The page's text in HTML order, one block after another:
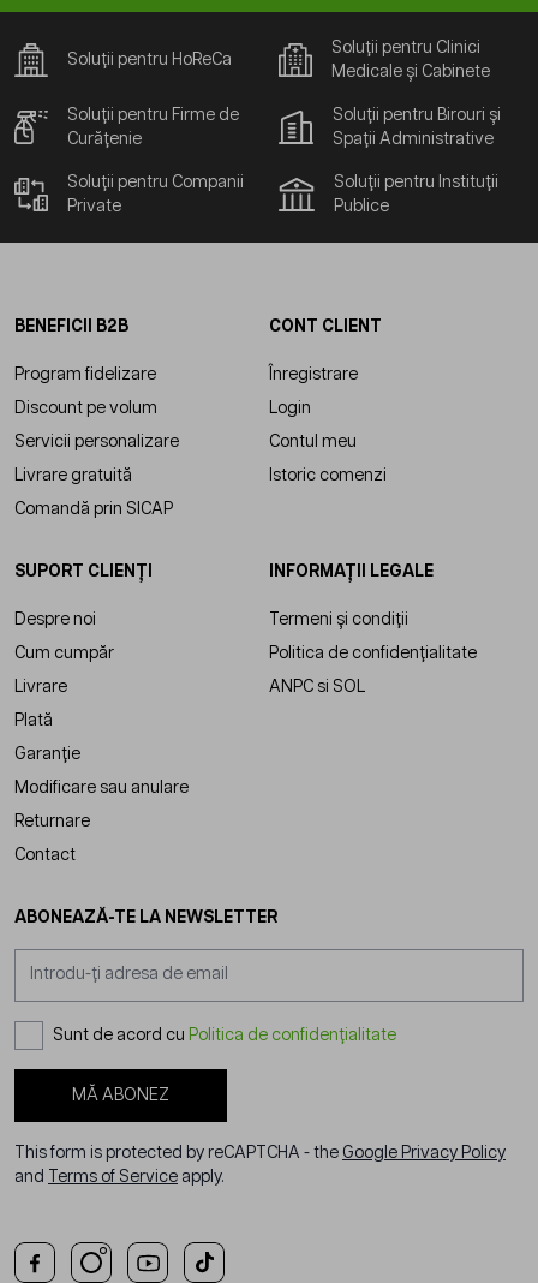
Soluții pentru HoReCa
Soluții pentru Clinici
Medicale și Cabinete
Soluții pentru Firme de
Curățenie
Soluții pentru Birouri și
Spații Administrative
Soluții pentru Companii
Private
Soluții pentru Instituții
Publice
BENEFICII B2B
Program fidelizare
Discount pe volum
Servicii personalizare
Livrare gratuită
Comandă prin SICAP
CONT CLIENT
Înregistrare
Login
Contul meu
Istoric comenzi
SUPORT CLIENȚI
Despre noi
Cum cumpăr
Livrare
Plată
Garanție
Modificare sau anulare
Returnare
Contact
INFORMAȚII LEGALE
Termeni și condiții
Politica de confidențialitate
ANPC si SOL
ABONEAZĂ-TE LA NEWSLETTER
Sunt de acord cu Politica de confidențialitate
MĂ ABONEZ
This form is protected by reCAPTCHA - the Google Privacy Policy
and
Terms of Service apply.